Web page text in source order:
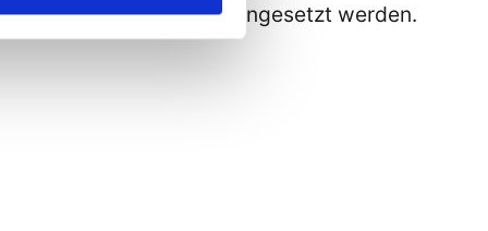
Betriebssystemen eingesetzt werden.